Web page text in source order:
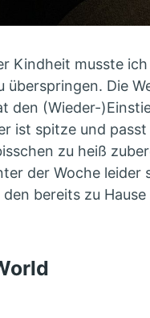
Kindheit musste
Die
den (Wieder-
ist spitze und passt
zu heiß
der Woche leider
bereits zu